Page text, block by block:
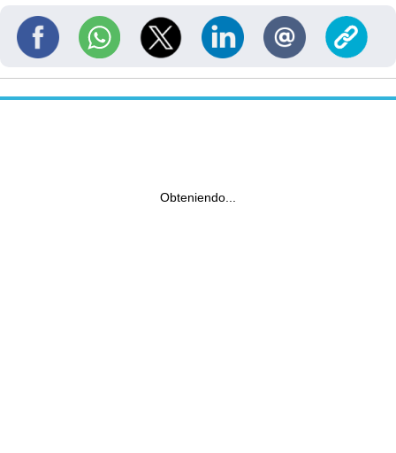
Obteniendo...